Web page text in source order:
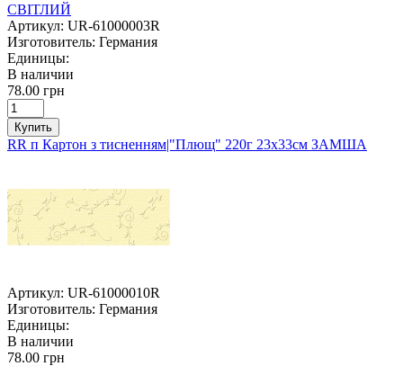
СВІТЛИЙ
Артикул: UR-61000003R
Изготовитель: Германия
Единицы:
В наличии
78.00 грн
Купить
RR п Картон з тисненням|"Плющ" 220г 23х33см ЗАМША
Артикул: UR-61000010R
Изготовитель: Германия
Единицы:
В наличии
78.00 грн